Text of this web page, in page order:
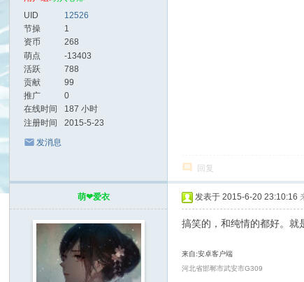
UID
12526
节操
1
资币
268
萌点
-13403
活跃
788
贡献
99
推广
0
在线时间
187 小时
注册时间
2015-5-23
发消息
回复
萌❤爱衣 发表于 2015-6-20 23:10:16
搞笑的，和纯情的都好。
来自:安卓客户端
河北省邯郸市武安市G309